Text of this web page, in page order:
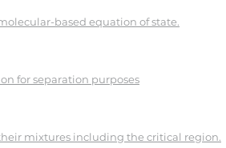
based equation of state.
for separation purposes
mixtures including the critical region.